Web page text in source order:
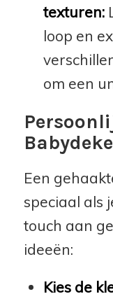
texturen:
loop en
om een
Een
speciaal als
touch aan
ideeën:
Kies de